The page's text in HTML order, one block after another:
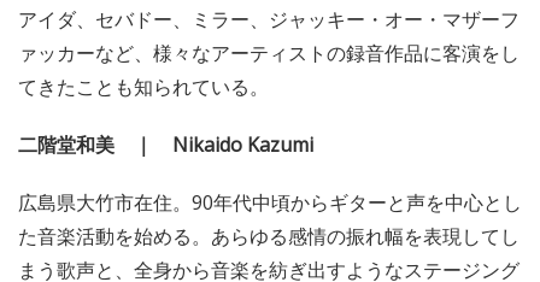
アイダ、セバドー、ミラー、ジャッキー・オー・マザーフ
ァッカーなど、様々なアーティストの録音作品に客演をし
てきたことも知られている。
二階堂和美 ｜ Nikaido Kazumi
広島県大竹市在住。90年代中頃からギターと声を中心とし
た音楽活動を始める。あらゆる感情の振れ幅を表現してし
まう歌声と、全身から音楽を紡ぎ出すようなステージング